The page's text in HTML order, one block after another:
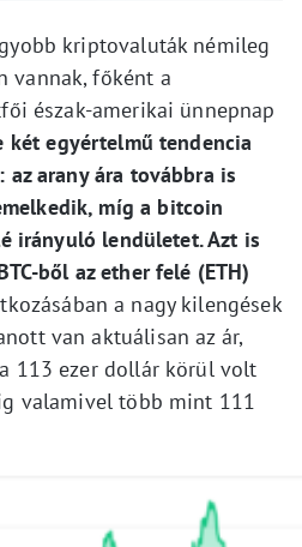
kriptovaluták némileg
vannak, főként a
észak-amerikai ünnepnap
két egyértelmű tendencia
arany ára továbbra is
míg a bitcoin
irányuló lendületet. Azt is
ből az ether felé (ETH)
a nagy kilengések
van aktuálisan az ár,
113 ezer dollár körül volt
valamivel több mint 111